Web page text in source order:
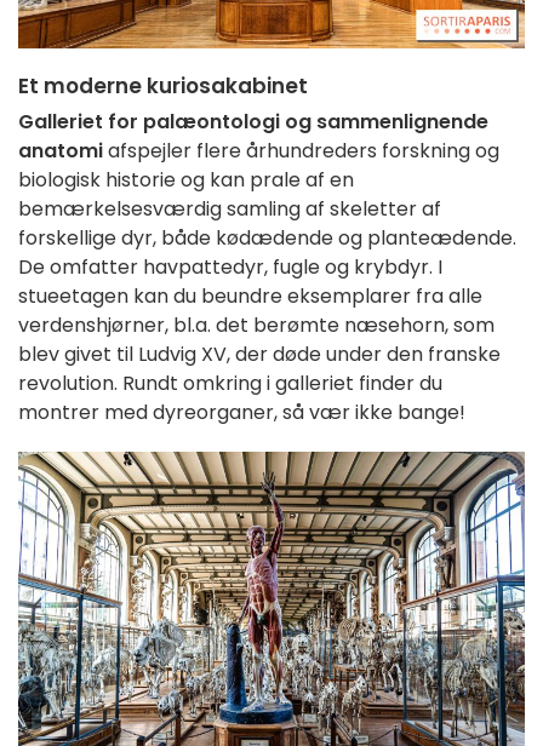
Et moderne kuriosakabinet
Galleriet for palæontologi og sammenlignende
anatomiafspejler flere århundreders forskning og
biologisk historie og kan prale af en
bemærkelsesværdig samling af skeletter af
forskellige dyr, både kødædende og planteædende.
De omfatter havpattedyr, fugle og krybdyr. I
stueetagen kan du beundre eksemplarer fra alle
verdenshjørner, bl.a. det berømte næsehorn, som
blev givet til Ludvig XV, der døde under den franske
revolution. Rundt omkring i galleriet finder du
montrer med dyreorganer, så vær ikke bange!